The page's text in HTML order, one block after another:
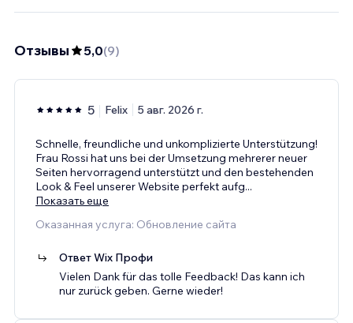
Отзывы 5,0(9)
5 Felix 5 авг. 2026 г.
Schnelle, freundliche und unkomplizierte Unterstützung!
Frau Rossi hat uns bei der Umsetzung mehrerer neuer
Seiten hervorragend unterstützt und den bestehenden
Look & Feel unserer Website perfekt aufg...
Показать еще
Оказанная услуга: Обновление сайта
Ответ Wix Профи
Vielen Dank für das tolle Feedback! Das kann ich
nur zurück geben. Gerne wieder!